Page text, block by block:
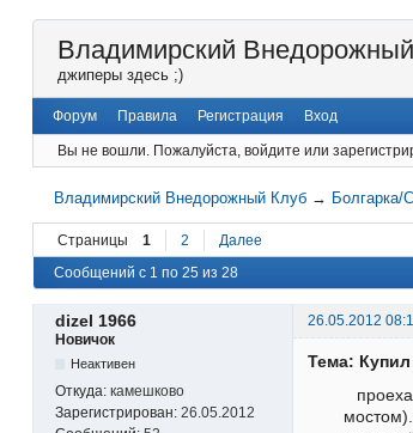
Владимирский
джиперы здесь ;)
Форум Правила Регистрация Вход
Вы не вошли. Пожалуйста, войдите или
Владимирский Внедорожный Клуб → Болгарка/
Страницы 1 2 Далее
Сообщений с 1 по 25 из 28
dizel 1966
26.05.2012
Новичок
Неактивен
Откуда: камешково
Зарегистрирован: 26.05.2012
Тема: